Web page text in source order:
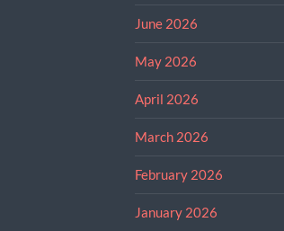
June 2026
May 2026
April 2026
March 2026
February 2026
January 2026